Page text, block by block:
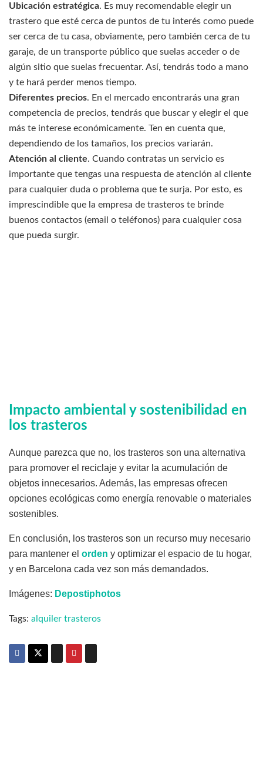
Ubicación estratégica. Es muy recomendable elegir un
trastero que esté cerca de puntos de tu interés como puede
ser cerca de tu casa, obviamente, pero también cerca de tu
garaje, de un transporte público que suelas acceder o de
algún sitio que suelas frecuentar. Así, tendrás todo a mano
y te hará perder menos tiempo.
Diferentes precios. En el mercado encontrarás una gran
competencia de precios, tendrás que buscar y elegir el que
más te interese económicamente. Ten en cuenta que,
dependiendo de los tamaños, los precios variarán.
Atención al cliente. Cuando contratas un servicio es
importante que tengas una respuesta de atención al cliente
para cualquier duda o problema que te surja. Por esto, es
imprescindible que la empresa de trasteros te brinde
buenos contactos (email o teléfonos) para cualquier cosa
que pueda surgir.
Impacto ambiental y sostenibilidad en
los trasteros
Aunque parezca que no, los trasteros son una alternativa
para promover el reciclaje y evitar la acumulación de
objetos innecesarios. Además, las empresas ofrecen
opciones ecológicas como energía renovable o materiales
sostenibles.
En conclusión, los trasteros son un recurso muy necesario
para mantener el orden y optimizar el espacio de tu hogar,
y en Barcelona cada vez son más demandados.
Imágenes: Depostiphotos
Tags: alquiler trasteros